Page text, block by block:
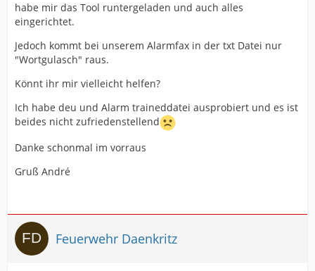
habe mir das Tool runtergeladen und auch alles
eingerichtet.
Jedoch kommt bei unserem Alarmfax in der txt Datei nur
"Wortgulasch" raus.
Könnt ihr mir vielleicht helfen?
Ich habe deu und Alarm traineddatei ausprobiert und es ist
beides nicht zufriedenstellend
Danke schonmal im vorraus
Gruß André
Feuerwehr Daenkritz